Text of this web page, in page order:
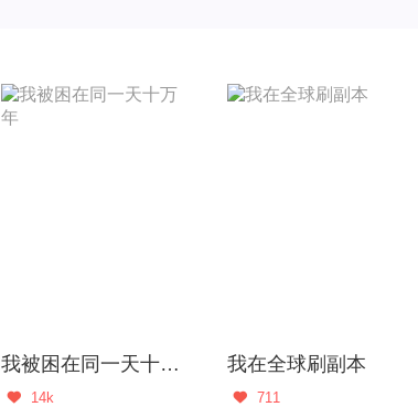
我被困在同一天十万年

14k
我在全球刷副本

711